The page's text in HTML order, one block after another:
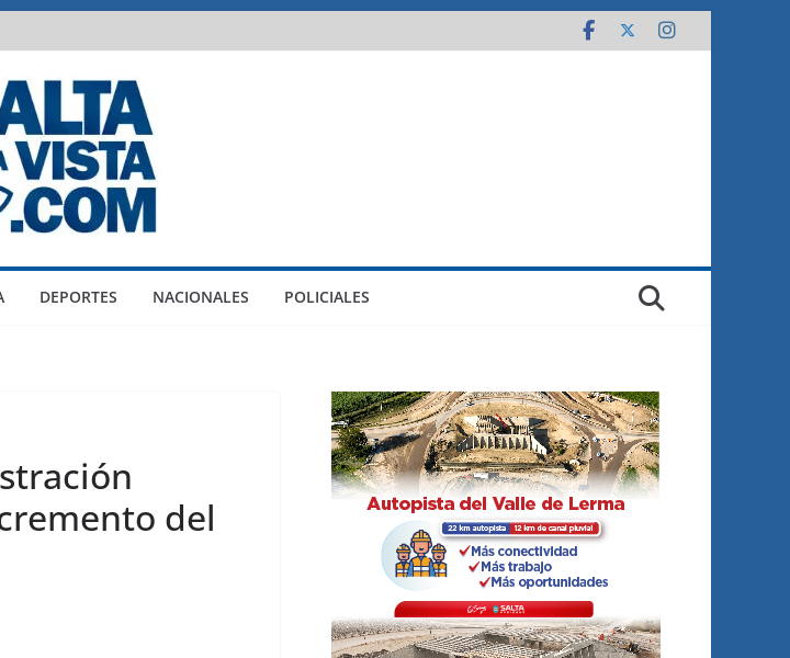
DEPORTES NACIONALES POLICIALES
del